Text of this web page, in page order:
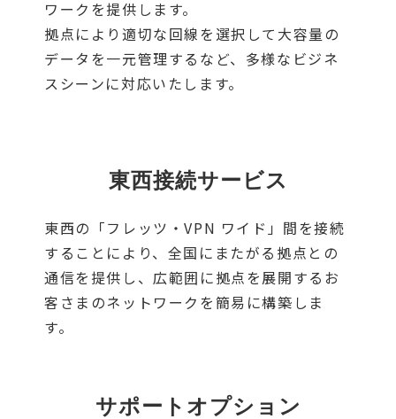
ワークを提供します。
拠点により適切な回線を選択して大容量の
データを一元管理するなど、多様なビジネ
スシーンに対応いたします。
東西接続サービス
東西の「フレッツ・VPN ワイド」間を接続
することにより、全国にまたがる拠点との
通信を提供し、広範囲に拠点を展開するお
客さまのネットワークを簡易に構築しま
す。
サポートオプション